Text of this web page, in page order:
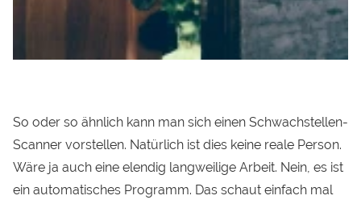
So oder so ähnlich kann man sich einen Schwachstellen-
Scanner vorstellen. Natürlich ist dies keine reale Person.
Wäre ja auch eine elendig langweilige Arbeit. Nein, es ist
ein automatisches Programm. Das schaut einfach mal